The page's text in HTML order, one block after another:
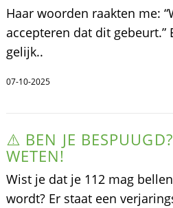
Haar woorden raakten me:
accepteren dat dit gebeurt.”
gelijk..
07-10-2025
⚠️ BEN JE
WETEN!
Wist je dat je 112 mag
wordt? Er staat een